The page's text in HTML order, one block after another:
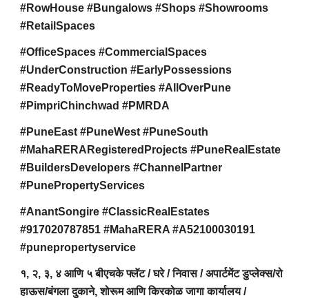
#RowHouse #Bungalows #Shops #Showrooms
#RetailSpaces
#OfficeSpaces #CommercialSpaces
#UnderConstruction #EarlyPossessions
#ReadyToMoveProperties #AllOverPune
#PimpriChinchwad #PMRDA
#PuneEast #PuneWest #PuneSouth
#MahaRERARegisteredProjects #PuneRealEstate
#BuildersDevelopers #ChannelPartner
#PunePropertyServices
#AnantSongire #ClassicRealEstates
#917020787851 #MahaRERA #A52100030191
#punepropertyservice
१, २, ३, ४ आणि ५ बीएचके फ्लॅट / घरे / निवास / अपार्टमेंट डुप्लेक्स/रो
हाऊस/बंगला दुकाने, शोरूम आणि किरकोळ जागा कार्यालय /